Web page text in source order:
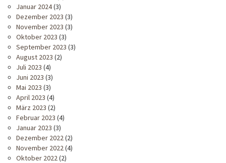
Januar 2024(3)
Dezember 2023 (3)
November 2023 (3)
Oktober 2023 (3)
September 2023 (3)
August 2023 (2)
Juli 2023 (4)
Juni 2023 (3)
Mai 2023 (3)
April 2023 (4)
März 2023 (2)
Februar 2023 (4)
Januar 2023 (3)
Dezember 2022(2)
November 2022(4)
Oktober 2022(2)